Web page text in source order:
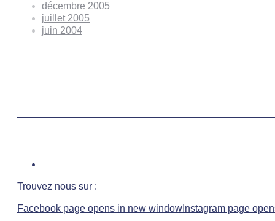
décembre 2005
juillet 2005
juin 2004
Trouvez nous sur :
Facebook page opens in new window Instagram page